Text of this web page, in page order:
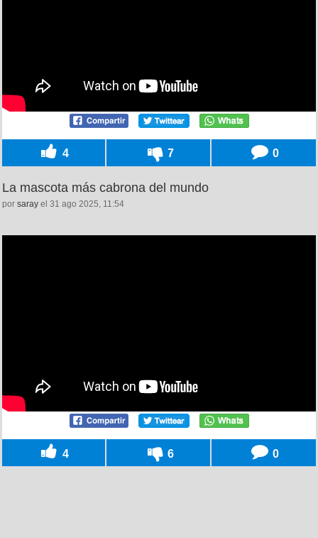
4 7 0
La mascota más cabrona del mundo
por saray el 31 ago 2025, 11:54
4 6 0